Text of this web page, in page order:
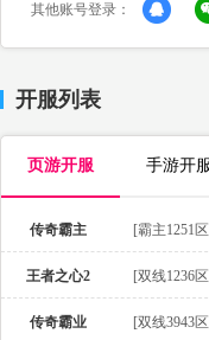
其他账号登录：
开服列表
页游开服 手游开
传奇霸主 [霸主1251
王者之心2 [双线1236
传奇霸业 [双线3943